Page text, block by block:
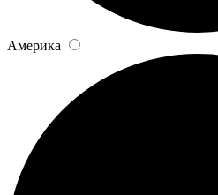
Америка